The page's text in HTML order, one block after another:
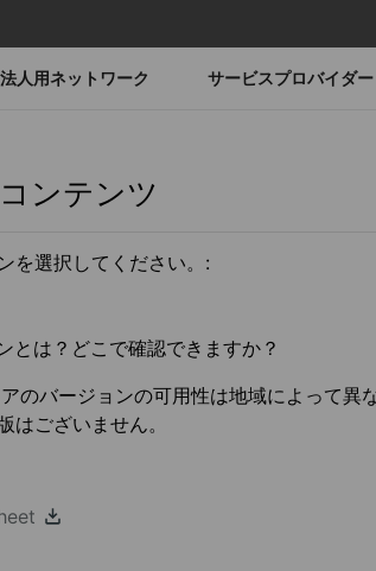
法人用ネットワーク サービスプロバイダー
ンテンツ
を選択してください。:
とは？どこで確認できますか？
のバージョンの可用性は地域によって異
はございません。